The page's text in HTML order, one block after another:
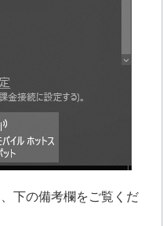
下の備考欄をご覧くだ